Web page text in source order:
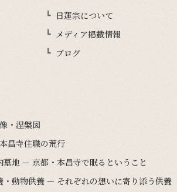
日蓮宗について
メディア掲載情報
ブログ
・涅槃図
昌寺住職の荒行
墓地 — 京都・本昌寺で眠るということ
・動物供養 — それぞれの想いに寄り添う供養